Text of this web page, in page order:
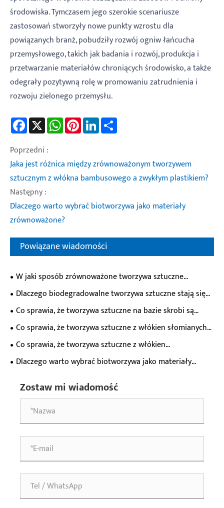
środowiska. Tymczasem jego szerokie scenariusze
zastosowań stworzyły nowe punkty wzrostu dla
powiązanych branż, pobudziły rozwój ogniw łańcucha
przemysłowego, takich jak badania i rozwój, produkcja i
przetwarzanie materiałów chroniących środowisko, a także
odegrały pozytywną rolę w promowaniu zatrudnienia i
rozwoju zielonego przemysłu.
Facebook WhatsAppPinterestLinkedIn
Poprzedni :
Jaka jest różnica między zrównoważonym tworzywem
sztucznym z włókna bambusowego a zwykłym plastikiem?
Następny :
Dlaczego warto wybrać biotworzywa jako materiały
zrównoważone?
Powiązane wiadomości
W jaki sposób zrównoważone tworzywa sztuczne
pochodzenia biologicznego zmieniają przyszłość
materiałów?
Dlaczego biodegradowalne tworzywa sztuczne stają się
niezbędne dla nowoczesnego przemysłu?
Co sprawia, że ​​tworzywa sztuczne na bazie skrobi są
przyszłością materiałów zrównoważonych?
Co sprawia, że ​​tworzywa sztuczne z włókien słomianych
są przyszłością materiałów przyjaznych dla środowiska?
Co sprawia, że ​​tworzywa sztuczne z włókien
bambusowych są przyszłością zrównoważonych innowacji
materiałowych?
Dlaczego warto wybrać biotworzywa jako materiały
Zostaw mi wiadomość